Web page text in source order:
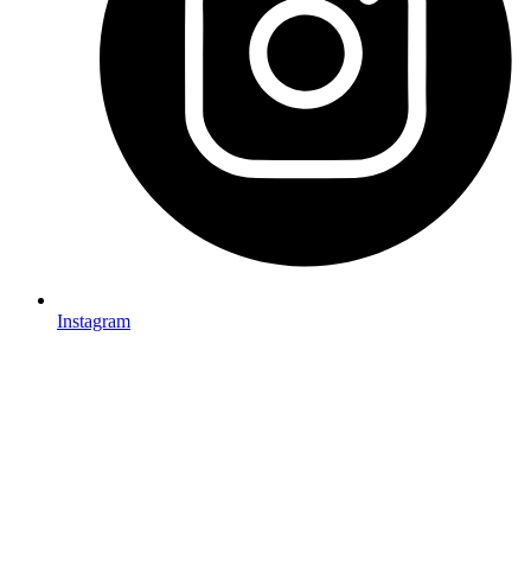
Instagram